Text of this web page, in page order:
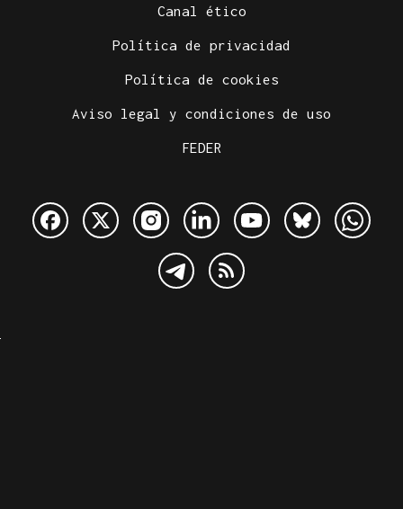
Canal ético
Política de privacidad
Política de cookies
Aviso legal y condiciones de uso
FEDER